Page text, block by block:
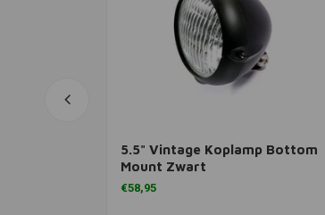
In winkelwagen
5.5" Vintage Koplamp Bottom
Mount Zwart
€58,95